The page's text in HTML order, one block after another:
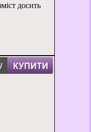
досить